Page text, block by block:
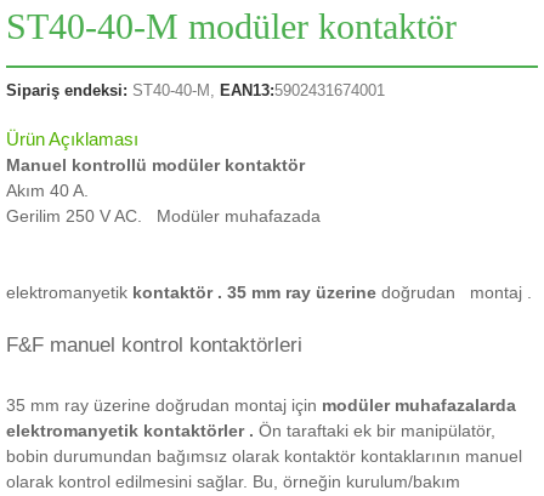
ST40-40-M modüler kontaktör
Sipariş endeksi: ST40-40-M, EAN13:5902431674001
Ürün Açıklaması
Manuel kontrollü modüler kontaktör
Akım 40 A.
Gerilim 250 V AC.
Modüler muhafazada
elektromanyetik kontaktör . 35 mm ray üzerine doğrudan montaj
F&F manuel kontrol kontaktörleri
35 mm ray üzerine doğrudan montaj için modüler muhafazalarda
elektromanyetik kontaktörler . Ön taraftaki ek bir manipülatör,
bobin durumundan bağımsız olarak kontaktör kontaklarının manuel
olarak kontrol edilmesini sağlar. Bu, örneğin kurulum/bakım